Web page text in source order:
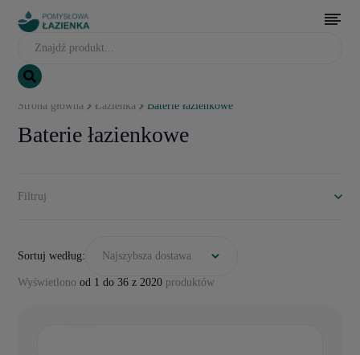
Strona główna Łazienka Baterie łazienkowe
Baterie łazienkowe
Filtruj
Wyświetlono od 1 do 36 z 2020 produktów
Sortuj według: Najszybsza dostawa